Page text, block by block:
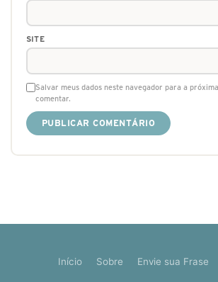
SITE
Salvar meus dados neste navegador para a
comentar.
Início Sobre Envie sua Frase